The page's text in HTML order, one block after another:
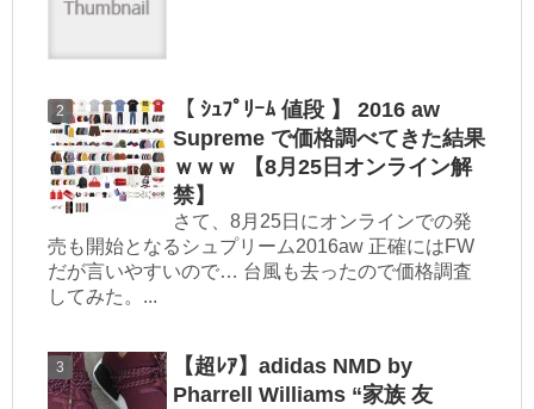
【 ｼｭﾌﾟﾘｰﾑ 値段 】 2016 aw
Supreme で価格調べてきた結果
ｗｗｗ 【8月25日オンライン解
禁】
さて、8月25日にオンラインでの発
売も開始となるシュプリーム2016aw 正確にはFW
だが言いやすいので… 台風も去ったので価格調査
してみた。...
【超ﾚｱ】adidas NMD by
Pharrell Williams “家族 友